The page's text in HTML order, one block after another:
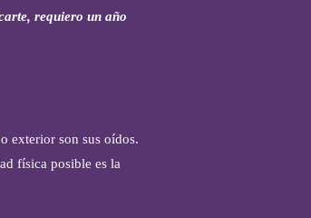
requiero un año
exterior son sus oídos.
física posible es la